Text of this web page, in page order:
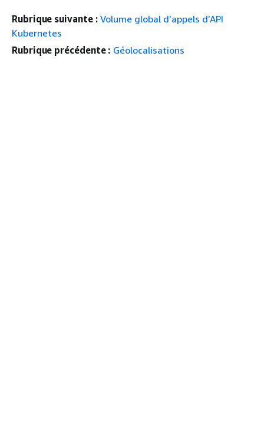
Rubrique suivante : Volume global d’appels d’API
Kubernetes
Rubrique précédente : Géolocalisations